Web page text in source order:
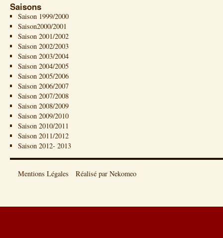
Saisons
Saison 1999/2000
Saison2000/2001
Saison 2001/2002
Saison 2002/2003
Saison 2003/2004
Saison 2004/2005
Saison 2005/2006
Saison 2006/2007
Saison 2007/2008
Saison 2008/2009
Saison 2009/2010
Saison 2010/2011
Saison 2011/2012
Saison 2012- 2013
Mentions Légales Réalisé par Nekomeo